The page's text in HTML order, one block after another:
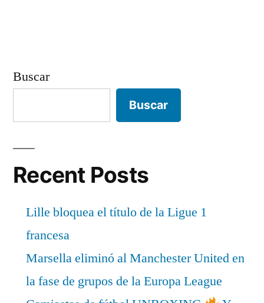
Buscar
Buscar
Recent Posts
Lille bloquea el título de la Ligue 1
francesa
Marsella eliminó al Manchester United en
la fase de grupos de la Europa League